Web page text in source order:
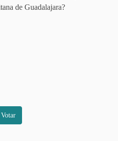
de Guadalajara?
Votar